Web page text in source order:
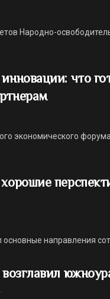
Народно-
что
экономического
направления